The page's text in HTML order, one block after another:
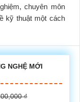
chuyên môn
kỹ thuật một cách
NGHỆ MỚI
₫